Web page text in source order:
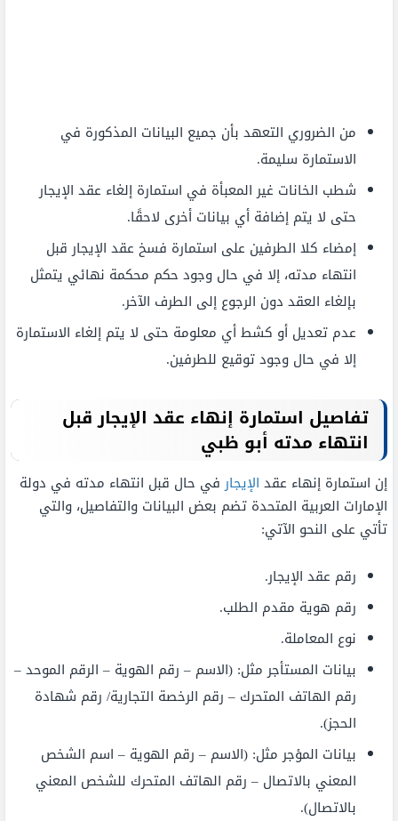
من الضروري التعهد بأن جميع البيانات المذكورة في
الاستمارة سليمة.
شطب الخانات غير المعبأة في استمارة إلغاء عقد الإيجار
حتى لا يتم إضافة أي بيانات أخرى لاحقًا.
إمضاء كلا الطرفين على استمارة فسخ عقد الإيجار قبل
انتهاء مدته، إلا في حال وجود حكم محكمة نهائي يتمثل
بإلغاء العقد دون الرجوع إلى الطرف الآخر.
عدم تعديل أو كشط أي معلومة حتى لا يتم إلغاء الاستمارة
إلا في حال وجود توقيع للطرفين.
تفاصيل استمارة إنهاء عقد الإيجار قبل
انتهاء مدته أبو ظبي
إن استمارة إنهاء عقد الإيجار في حال قبل انتهاء مدته في دولة
الإمارات العربية المتحدة تضم بعض البيانات والتفاصيل، والتي
تأتي على النحو الآتي:
رقم عقد الإيجار.
رقم هوية مقدم الطلب.
نوع المعاملة.
بيانات المستأجر مثل: (الاسم – رقم الهوية – الرقم الموحد –
رقم الهاتف المتحرك – رقم الرخصة التجارية/ رقم شهادة
الحجز).
بيانات المؤجر مثل: (الاسم – رقم الهوية – اسم الشخص
المعني بالاتصال – رقم الهاتف المتحرك للشخص المعني
بالاتصال).